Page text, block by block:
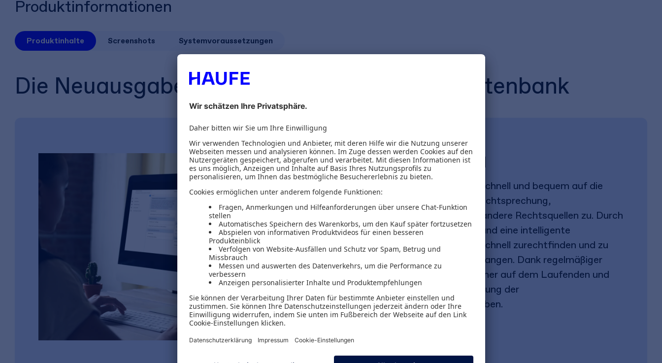
Produktinformationen
Produktinhalte Screenshots Systemvoraussetzungen
Die Neuausgabe des Klassikers als Online-Datenbank
Alles aus einer Hand
Von der Startseite greifen Sie schnell und bequem auf die
Kommentierungen sowie die Rechtsprechung,
Verwaltungsanweisungen und andere Rechtsquellen zu. Durch
eine intuitive Benutzerführung und eine intelligente
Volltextsuche werden Sie sich schnell zurechtfinden und zu
Ihren gewünschten Inhalten gelangen. Dank regelmäßiger
Updates bleiben Sie zudem immer auf dem Laufenden und
verpassen keine wichtige Änderung der
handelsbilanzrechtlichen Vorgaben.